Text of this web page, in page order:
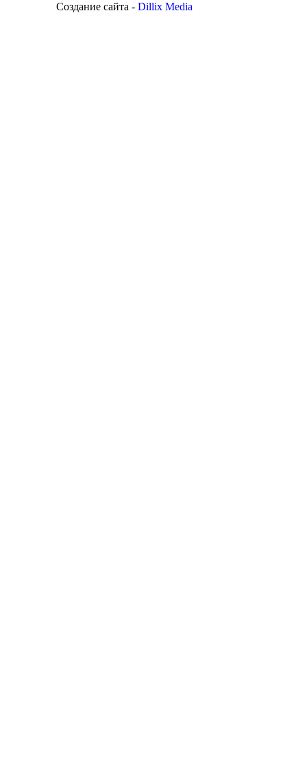
Создание сайта - Dillix Media